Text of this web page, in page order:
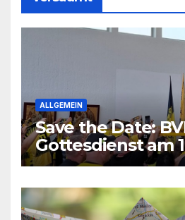
ALLGEMEIN
Save the Date:
Gottesdienst am
2026